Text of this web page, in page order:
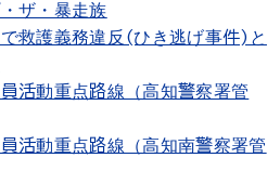
ザ・暴走族
救護義務違反(ひき逃げ事件)と
活動重点路線（高知警察署管
活動重点路線（高知南警察署管